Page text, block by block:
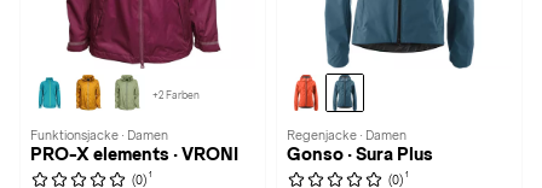
+2 Farben
Funktionsjacke · Damen
PRO-X elements · VRONI
(0) 1
Regenjacke · Damen
Gonso · Sura Plus
(0) 1